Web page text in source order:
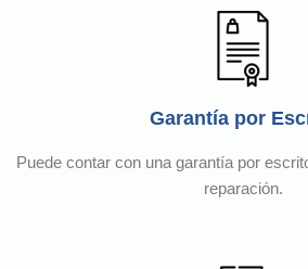
Garantía por
Puede contar con una garantía por
reparación.